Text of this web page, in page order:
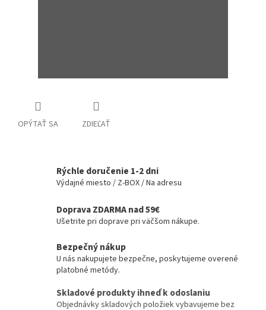
OPÝTAŤ SA ZDIEĽAŤ
Rýchle doručenie 1-2 dni
Výdajné miesto / Z-BOX / Na adresu
Doprava ZDARMA nad 59€
Ušetrite pri doprave pri väčšom nákupe.
Bezpečný nákup
U nás nakupujete bezpečne, poskytujeme overené
platobné metódy.
Skladové produkty ihneď k odoslaniu
Objednávky skladových položiek vybavujeme bez